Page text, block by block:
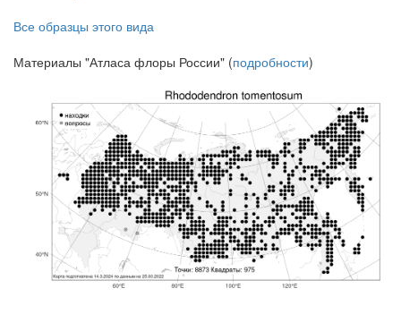
Все образцы этого вида
Материалы "Атласа флоры России" (подробности)